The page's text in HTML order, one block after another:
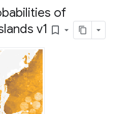
of
v1 bookmark_border